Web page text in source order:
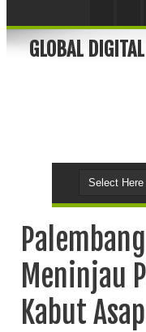
GLOBAL DIGITAL
Meninjau
Kabut